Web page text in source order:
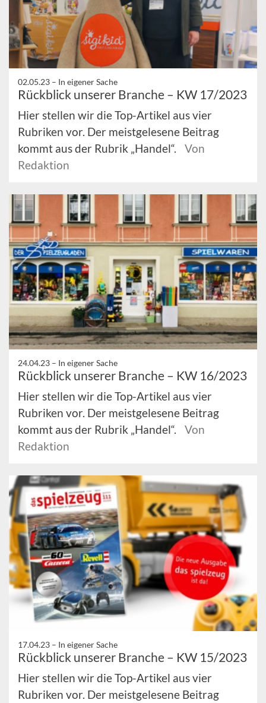
02.05.23 – In eigener Sache
Rückblick unserer Branche – KW 17/2023
Hier stellen wir die Top-Artikel aus vier
Rubriken vor. Der meistgelesene Beitrag
kommt aus der Rubrik „Handel“.
Von
Redaktion
24.04.23 – In eigener Sache
Rückblick unserer Branche – KW 16/2023
Hier stellen wir die Top-Artikel aus vier
Rubriken vor. Der meistgelesene Beitrag
kommt aus der Rubrik „Handel“.
Von
Redaktion
17.04.23 – In eigener Sache
Rückblick unserer Branche – KW 15/2023
Hier stellen wir die Top-Artikel aus vier
Rubriken vor. Der meistgelesene Beitrag